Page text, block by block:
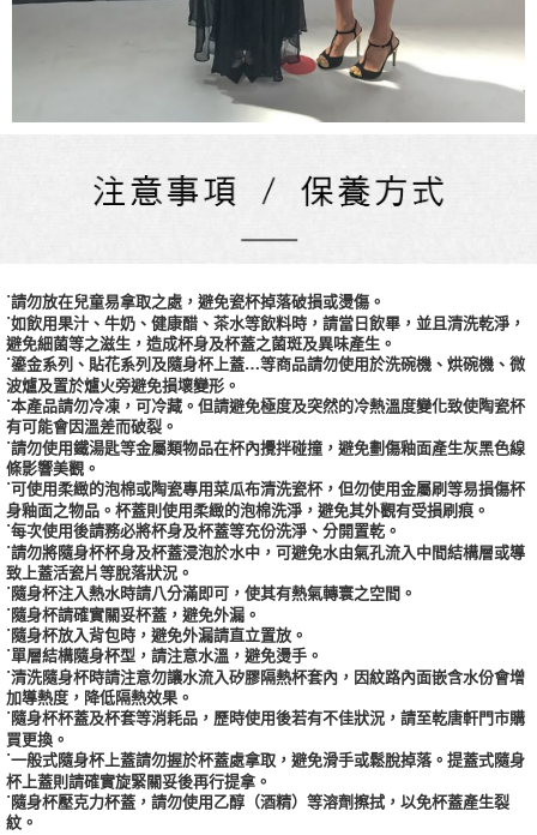
˙請勿放在兒童易拿取之處，避免瓷杯掉落破損或燙傷。
˙如飲用果汁、牛奶、健康醋、茶水等飲料時，請當日飲畢，並且清洗乾淨，
避免細菌等之滋生，造成杯身及杯蓋之菌斑及異味產生。
˙鎏金系列、貼花系列及隨身杯上蓋…等商品請勿使用於洗碗機、烘碗機、微
波爐及置於爐火旁避免損壞變形。
˙本產品請勿冷凍，可冷藏。但請避免極度及突然的冷熱溫度變化致使陶瓷杯
有可能會因溫差而破裂。
˙請勿使用鐵湯匙等金屬類物品在杯內攪拌碰撞，避免劃傷釉面產生灰黑色線
條影響美觀。
˙可使用柔緻的泡棉或陶瓷專用菜瓜布清洗瓷杯，但勿使用金屬刷等易損傷杯
身釉面之物品。杯蓋則使用柔緻的泡棉洗淨，避免其外觀有受損刷痕。
˙每次使用後請務必將杯身及杯蓋等充份洗淨、分開置乾。
˙請勿將隨身杯杯身及杯蓋浸泡於水中，可避免水由氣孔流入中間結構層或導
致上蓋活瓷片等脫落狀況。
˙隨身杯注入熱水時請八分滿即可，使其有熱氣轉寰之空間。
˙隨身杯請確實關妥杯蓋，避免外漏。
˙隨身杯放入背包時，避免外漏請直立置放。
˙單層結構隨身杯型，請注意水溫，避免燙手。
˙清洗隨身杯時請注意勿讓水流入矽膠隔熱杯套內，因紋路內面嵌含水份會增
加導熱度，降低隔熱效果。
˙隨身杯杯蓋及杯套等消耗品，歷時使用後若有不佳狀況，請至乾唐軒門市購
買更換。
˙一般式隨身杯上蓋請勿握於杯蓋處拿取，避免滑手或鬆脫掉落。提蓋式隨身
杯上蓋則請確實旋緊關妥後再行提拿。
˙隨身杯壓克力杯蓋，請勿使用乙醇（酒精）等溶劑擦拭，以免杯蓋產生裂
紋。